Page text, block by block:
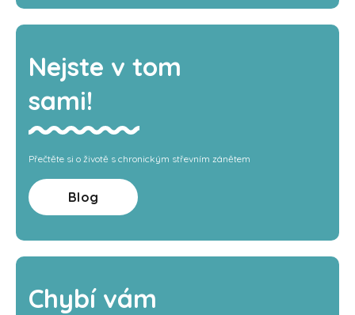
Nejste v tom
sami!
Přečtěte si o životě s chronickým střevním zánětem
Blog
Chybí vám